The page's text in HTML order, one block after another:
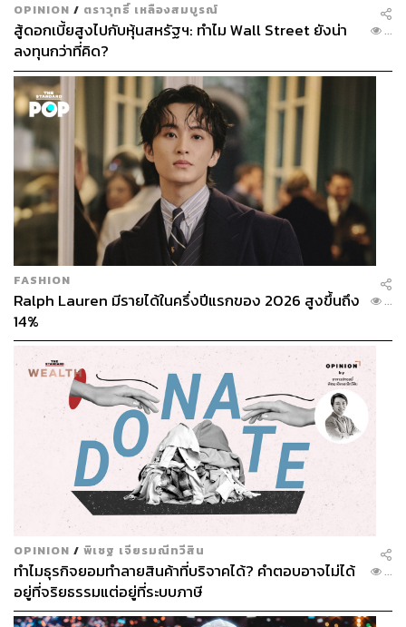
OPINION / ตราวุทธิ์ เหลืองสมบูรณ์
สู้ดอกเบี้ยสูงไปกับหุ้นสหรัฐฯ: ทำไม Wall Street ยังน่า
ลงทุนกว่าที่คิด?
...
FASHION
Ralph Lauren มีรายได้ในครึ่งปีแรกของ 2026 สูงขึ้นถึง
14%
...
OPINION / พิเชฐ เจียรมณีทวีสิน
ทำไมธุรกิจยอมทำลายสินค้าที่บริจาคได้? คำตอบอาจไม่ได้
อยู่ที่จริยธรรมแต่อยู่ที่ระบบภาษี
...